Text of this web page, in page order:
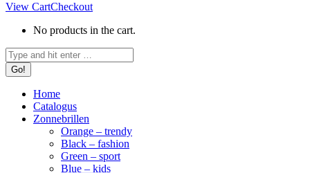
View CartCheckout
No products in the cart.
Search:
Home
Catalogus
Zonnebrillen
Orange – trendy
Black – fashion
Green – sport
Blue – kids